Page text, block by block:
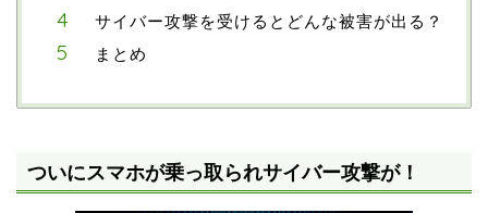
サイバー攻撃を受けるとどんな被害が出る？
まとめ
ついにスマホが乗っ取られサイバー攻撃が！